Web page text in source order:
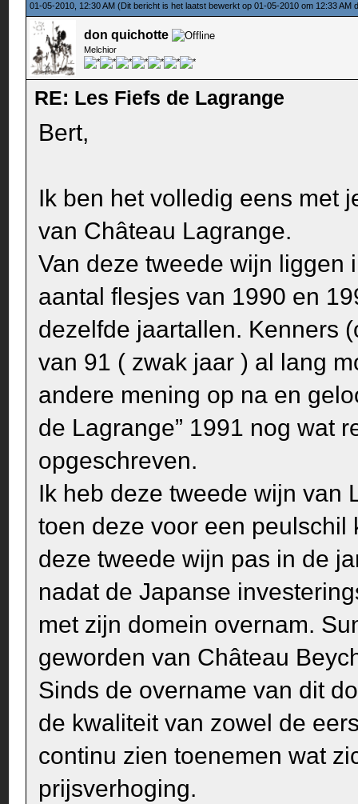
01-05-2010, 12:30 AM(Dit bericht is het laatst bewerkt op 01-05-2010 om 12:33 AM
don quichotte
Melchior
RE: Les Fiefs de Lagrange
Bert,
Ik ben het volledig eens met
van Château Lagrange.
Van deze tweede wijn liggen
aantal flesjes van 1990 en
dezelfde jaartallen. Kenners
van 91 ( zwak jaar ) al lang
andere mening op na en
de Lagrange” 1991 nog wat
opgeschreven.
Ik heb deze tweede wijn van
toen deze voor een
deze tweede wijn pas in de
nadat de Japanse
met zijn domein overnam.
geworden van Château
Sinds de overname van dit
de kwaliteit van zowel de
continu zien toenemen wat
prijsverhoging.